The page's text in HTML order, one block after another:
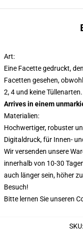
Art:
Eine Facette gedruckt,
Facetten gesehen,
2, 4 und keine Tüllenarten.
Arrives in einem
Materialien:
Hochwertiger, robuster
Digitaldruck, für Innen-
Wir versenden unsere
innerhalb von 10-30
auch länger sein, höher
Besuch!
Bitte lernen Sie unseren
SKU: